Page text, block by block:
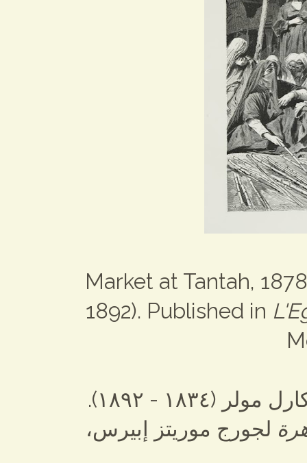
Market at Tantah,
1892). Published in
سوق في طنطا، ١٨٧٨. من أعمال ليوبولد كارل مولر (١٨٣٤ - ١٨٩٢).
لجورج موريتز إبيرس،